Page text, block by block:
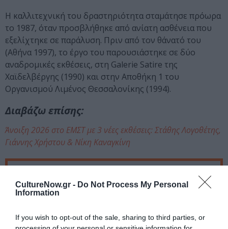
CultureNow.gr - Do Not Process My Personal
Information
If you wish to opt-out of the sale, sharing to third parties, or
Η καλλιτεχνική του δραστηριότητα σταμάτησε πρόωρα
το 1987, όταν προσβλήθηκε από ανίατη ασθένεια που
εξελίχτηκε σε παράλυση. Πριν από τον θάνατό του
(Αθήνα 1997), το έργο του παρουσιάστηκε σε δύο
αναδρομικές εκθέσεις, στη Galerie Satire της
Χαϊδελβέργης (1990) και στην Αποθήκη 1 του
Οργανισμού Λιμένος Θεσσαλονίκης (1994).
Διαβάζω επίσης:
Άνοιξη 2026 στο ΕΜΣΤ με 3 νέες εκθέσεις: Στάθης Λογοθέτης,
Γιάννης Χρήστου & Νίκη Καναγκίνη
Ημερομηνία:
Από: 02/04/2026 Εως:
08/11/2026